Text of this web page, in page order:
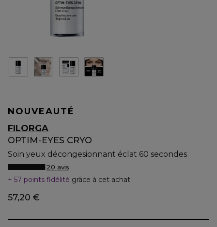
NOUVEAUTÉ
FILORGA
OPTIM-EYES CRYO
Soin yeux décongesionnant éclat 60 secondes
20 avis
57 points fidélité grâce à cet achat
57,20 €